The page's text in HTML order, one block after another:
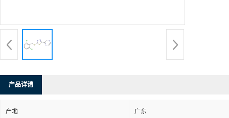
产品详请
产地 广东